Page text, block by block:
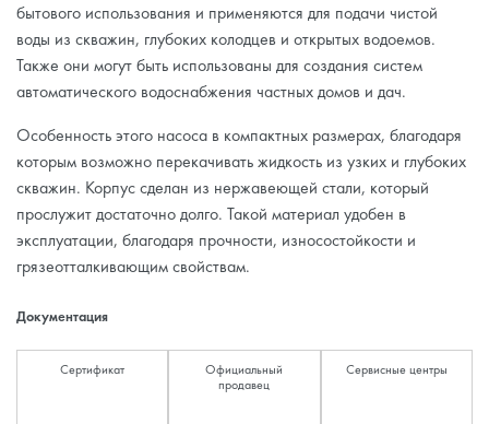
бытового использования и применяются для подачи чистой
воды из скважин, глубоких колодцев и открытых водоемов.
Также они могут быть использованы для создания систем
автоматического водоснабжения частных домов и дач.
Особенность этого насоса в компактных размерах, благодаря
которым возможно перекачивать жидкость из узких и глубоких
скважин. Корпус сделан из нержавеющей стали, который
прослужит достаточно долго. Такой материал удобен в
эксплуатации, благодаря прочности, износостойкости и
грязеотталкивающим свойствам.
Документация
Сертификат
Официальный
продавец
Сервисные центры